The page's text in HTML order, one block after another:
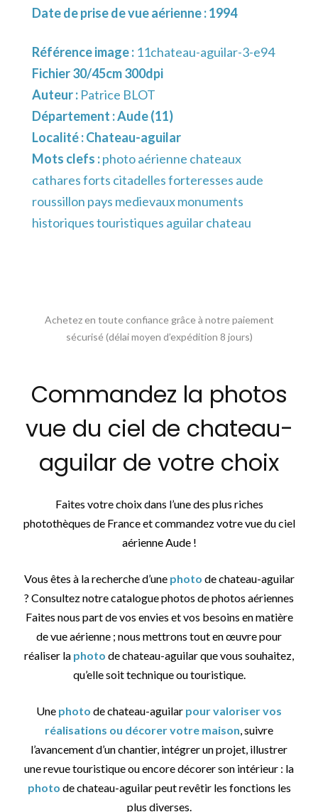
Date de prise de vue aérienne : 1994
Référence image : 11chateau-aguilar-3-e94
Fichier 30/45cm 300dpi
Auteur : Patrice BLOT
Département :Aude (11)
Localité :Chateau-aguilar
Mots clefs :photo aérienne chateaux
cathares forts citadelles forteresses aude
roussillon pays medievaux monuments
historiques touristiques aguilar chateau
Achetez en toute confiance grâce à notre paiement
sécurisé (délai moyen d’expédition 8 jours)
Commandez la photos
vue du ciel de chateau-
aguilar de votre choix
Faites votre choix dans l’une des plus riches
photothèques de France et commandez votre vue du ciel
aérienne Aude !
Vous êtes à la recherche d’une photo de chateau-aguilar
? Consultez notre catalogue photos de photos aériennes
Faites nous part de vos envies et vos besoins en matière
de vue aérienne ; nous mettrons tout en œuvre pour
réaliser la photo de chateau-aguilar que vous souhaitez,
qu’elle soit technique ou touristique.
Une photo de chateau-aguilar pour valoriser vos
réalisations ou décorer votre maison , suivre
l’avancement d’un chantier, intégrer un projet, illustrer
une revue touristique ou encore décorer son intérieur : la
photo de chateau-aguilar peut revêtir les fonctions les
plus diverses.